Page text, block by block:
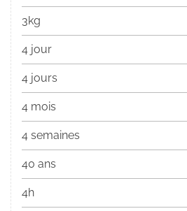
3kg
4 jour
4 jours
4 mois
4 semaines
40 ans
4h